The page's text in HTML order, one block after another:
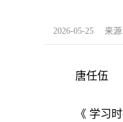
2026-05-25 来源:
唐任伍
《 学习时报